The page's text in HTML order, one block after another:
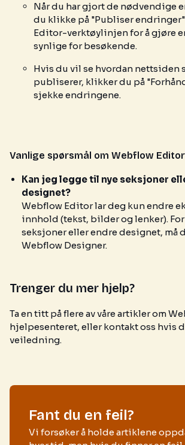
Når du har gjort de nødvendige
du klikke på "Publiser
Editor-verktøylinjen for å gjøre
synlige for besøkende.
Hvis du vil se hvordan nettsiden
publiserer, klikker du på
sjekke endringene.
Vanlige spørsmål om Webflow Editor
Kan jeg legge til nye seksjoner
designet?
Webflow Editor lar deg kun endre
innhold (tekst, bilder og lenker).
seksjoner eller endre designet, må
Webflow Designer.
Trenger du mer hjelp?
Ta en titt på flere av våre artikler om
hjelpesenteret, eller kontakt oss hvis
veiledning.
Fant du en feil?
Vi forsøker å holde artiklene